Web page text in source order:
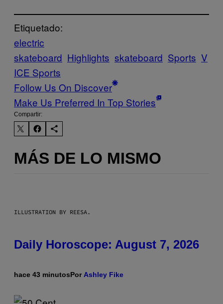
Etiquetado:
electric
skateboard Highlights skateboard Sports V
ICE Sports
Follow Us On Discover
Make Us Preferred In Top Stories
Compartir:
MÁS DE LO MISMO
ILLUSTRATION BY REESA.
Daily Horoscope: August 7, 2026
hace 43 minutosPor Ashley Fike